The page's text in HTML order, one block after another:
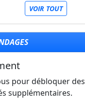
VOIR TOUT
pour débloquer des
supplémentaires.